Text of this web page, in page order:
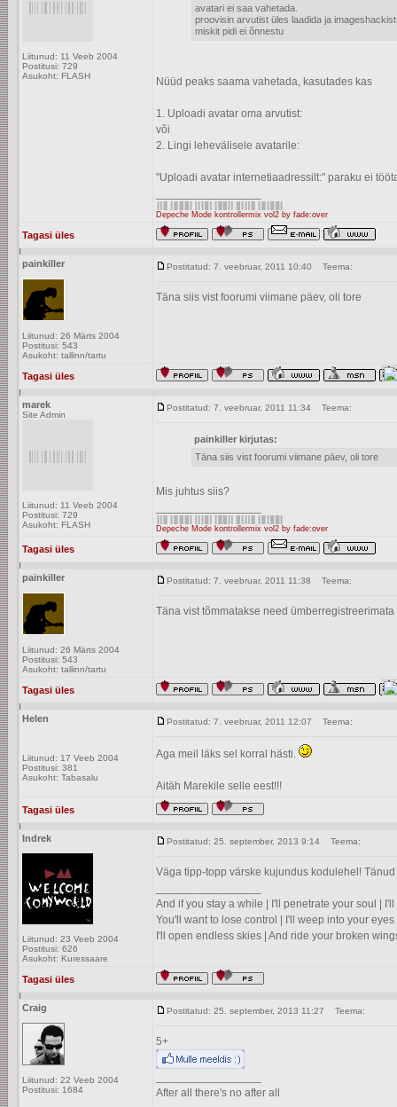
Liitunud: 11 Veeb 2004
Postitusi: 729
Asukoht: FLASH
avatari ei saa vahetada.
proovisin arvutist üles laadida ja
miskit pidi ei õnnestu
Nüüd peaks saama vahetada, kasutades kas
1. Uploadi avatar oma arvutist:
või
2. Lingi lehevälisele avatarile:
"Uploadi avatar internetiaadressilt:" paraku ei
Depeche Mode kontrollermix vol2 by fade:over
Tagasi üles
painkiller
Liitunud: 26 Märts 2004
Postitusi: 543
Asukoht: tallinn/tartu
Postitatud: 7. veebruar, 2011 10:40 Teema:
Täna siis vist foorumi viimane päev, oli tore
Tagasi üles
marek
Site Admin
Liitunud: 11 Veeb 2004
Postitusi: 729
Asukoht: FLASH
Postitatud: 7. veebruar, 2011 11:34 Teema:
painkiller kirjutas:
Täna siis vist foorumi viimane päev, oli tore
Mis juhtus siis?
Depeche Mode kontrollermix vol2 by fade:over
Tagasi üles
painkiller
Liitunud: 26 Märts 2004
Postitusi: 543
Asukoht: tallinn/tartu
Postitatud: 7. veebruar, 2011 11:38 Teema:
Täna vist tõmmatakse need
Tagasi üles
Helen
Liitunud: 17 Veeb 2004
Postitusi: 381
Asukoht: Tabasalu
Postitatud: 7. veebruar, 2011 12:07 Teema:
Aga meil läks sel korral hästi.
Aitäh Marekile selle eest!!!
Tagasi üles
Indrek
Liitunud: 23 Veeb 2004
Postitusi: 626
Asukoht: Kuressaare
Postitatud: 25. september, 2013 9:14 Teema:
Väga tipp-topp värske kujundus kodulehel! Tänud
And if you stay a while | I'll penetrate your soul |
You'll want to lose control | I'll weep into your
I'll open endless skies | And ride your broken
Tagasi üles
Craig
Liitunud: 22 Veeb 2004
Postitusi: 1684
Postitatud: 25. september, 2013 11:27 Teema:
5+
After all there's no after all